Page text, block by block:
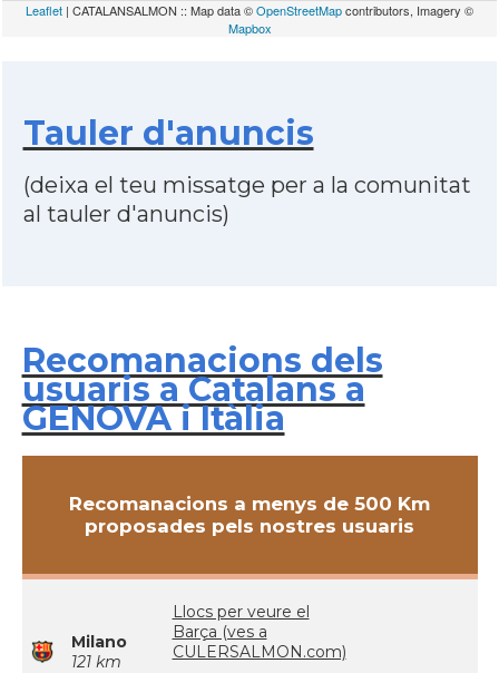
Leaflet | CATALANSALMON :: Map data ©OpenStreetMapcontributors, Imagery ©
Mapbox
Tauler d'anuncis
(deixa el teu missatge per a la comunitat
al tauler d'anuncis)
Recomanacions dels
usuaris a Catalans a
GENOVA i Itàlia
Recomanacions a menys de 500 Km
proposades pels nostres usuaris
Milano
121 km
Llocs per veure el
Barça (ves a
CULERSALMON.com)